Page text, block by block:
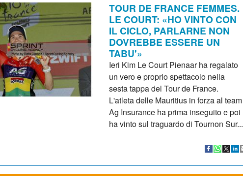
TOUR DE FRANCE FEMMES.
LE COURT: «HO VINTO CON
IL CICLO, PARLARNE NON
DOVREBBE ESSERE UN
TABU'»
Ieri Kim Le Court Pienaar ha regalato
un vero e proprio spettacolo nella
sesta tappa del Tour de France.
L'atleta delle Mauritius in forza al team
Ag Insurance ha prima inseguito e poi
ha vinto sul traguardo di Tournon Sur...